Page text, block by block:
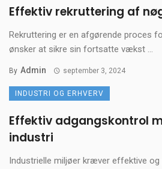
Effektiv rekruttering af
Rekruttering er en afgørende proces
ønsker at sikre sin fortsatte vækst ...
By Admin september 3, 2024
INDUSTRI OG ERHVERV
Effektiv adgangskontrol
industri
Industrielle miljøer kræver effektive